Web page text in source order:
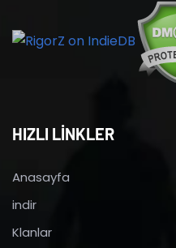
HIZLI LİNKLER
Anasayfa
indir
Klanlar